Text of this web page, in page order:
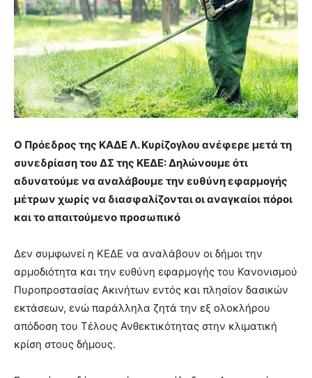
Ο Πρόεδρος της ΚΑΔΕ Λ. Κυρίζογλου ανέφερε μετά τη
συνεδρίαση του ΔΣ της ΚΕΔΕ: Δηλώνουμε ότι
αδυνατούμε να αναλάβουμε την ευθύνη εφαρμογής
μέτρων χωρίς να διασφαλίζονται οι αναγκαίοι πόροι
και το απαιτούμενο προσωπικό
Δεν συμφωνεί η ΚΕΔΕ να αναλάβουν οι δήμοι την
αρμοδιότητα και την ευθύνη εφαρμογής του Κανονισμού
Πυροπροστασίας Ακινήτων εντός και πλησίον δασικών
εκτάσεων, ενώ παράλληλα ζητά την εξ ολοκλήρου
απόδοση του Τέλους Ανθεκτικότητας στην κλιματική
κρίση στους δήμους.